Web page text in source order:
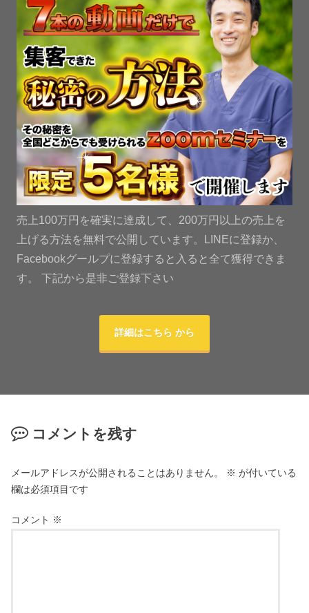
売上100万円を確実に達成して、200万円以上の売上を
上げる方法を無料で公開しています。LINEに登録か、
Facebookグールプに登録すると入ると全て獲得できま
す。 下記から是非ご登録下さい
詳細はこちら から
コメントを残す
メールアドレスが公開されることはありません。 ※ が付いている
欄は必須項目です
コメント ※